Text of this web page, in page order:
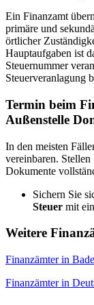
Ein Finanzamt
primäre und
örtlicher
Hauptaufgaben ist
Steuernummer
Steuerveranlagung
Termin beim
Außenstelle
In den meisten
vereinbaren. Stellen
Dokumente
Sichern Sie
Steuer mit
Weitere
Finanzämter in
Finanzämter in